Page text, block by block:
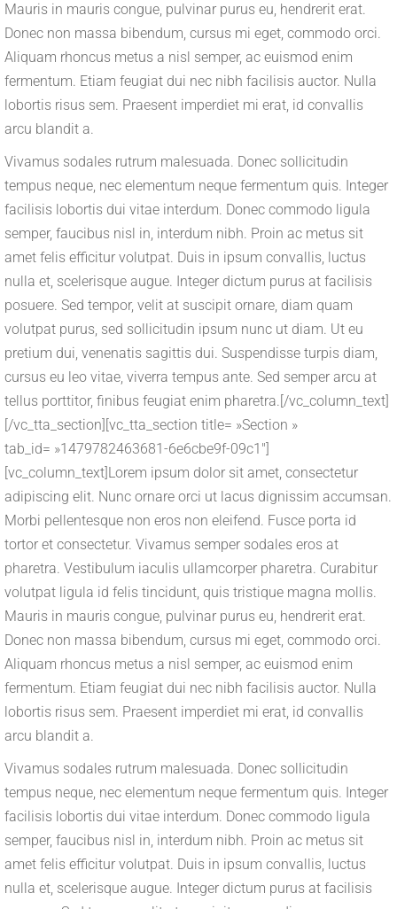
Mauris in mauris congue, pulvinar purus eu, hendrerit erat.
Donec non massa bibendum, cursus mi eget, commodo orci.
Aliquam rhoncus metus a nisl semper, ac euismod enim
fermentum. Etiam feugiat dui nec nibh facilisis auctor. Nulla
lobortis risus sem. Praesent imperdiet mi erat, id convallis
arcu blandit a.
Vivamus sodales rutrum malesuada. Donec sollicitudin
tempus neque, nec elementum neque fermentum quis. Integer
facilisis lobortis dui vitae interdum. Donec commodo ligula
semper, faucibus nisl in, interdum nibh. Proin ac metus sit
amet felis efficitur volutpat. Duis in ipsum convallis, luctus
nulla et, scelerisque augue. Integer dictum purus at facilisis
posuere. Sed tempor, velit at suscipit ornare, diam quam
volutpat purus, sed sollicitudin ipsum nunc ut diam. Ut eu
pretium dui, venenatis sagittis dui. Suspendisse turpis diam,
cursus eu leo vitae, viverra tempus ante. Sed semper arcu at
tellus porttitor, finibus feugiat enim pharetra.[/vc_column_text]
[/vc_tta_section][vc_tta_section title= »Section »
tab_id= »1479782463681-6e6cbe9f-09c1″]
[vc_column_text]Lorem ipsum dolor sit amet, consectetur
adipiscing elit. Nunc ornare orci ut lacus dignissim accumsan.
Morbi pellentesque non eros non eleifend. Fusce porta id
tortor et consectetur. Vivamus semper sodales eros at
pharetra. Vestibulum iaculis ullamcorper pharetra. Curabitur
volutpat ligula id felis tincidunt, quis tristique magna mollis.
Mauris in mauris congue, pulvinar purus eu, hendrerit erat.
Donec non massa bibendum, cursus mi eget, commodo orci.
Aliquam rhoncus metus a nisl semper, ac euismod enim
fermentum. Etiam feugiat dui nec nibh facilisis auctor. Nulla
lobortis risus sem. Praesent imperdiet mi erat, id convallis
arcu blandit a.
Vivamus sodales rutrum malesuada. Donec sollicitudin
tempus neque, nec elementum neque fermentum quis. Integer
facilisis lobortis dui vitae interdum. Donec commodo ligula
semper, faucibus nisl in, interdum nibh. Proin ac metus sit
amet felis efficitur volutpat. Duis in ipsum convallis, luctus
nulla et, scelerisque augue. Integer dictum purus at facilisis